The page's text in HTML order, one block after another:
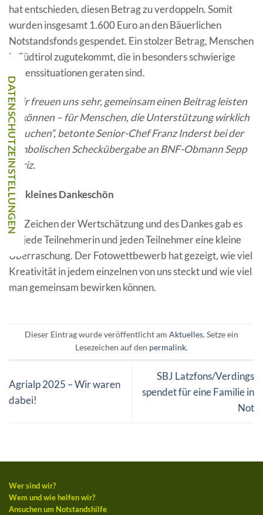
hat entschieden, diesen Betrag zu verdoppeln. Somit
wurden insgesamt 1.600 Euro an den Bäuerlichen
Notstandsfonds gespendet. Ein stolzer Betrag, Menschen
in Südtirol zugutekommt, die in besonders schwierige
Lebenssituationen geraten sind.
„Wir freuen uns sehr, gemeinsam einen Beitrag leisten
zu können – für Menschen, die Unterstützung wirklich
brauchen“, betonte Senior-Chef Franz Inderst bei der
symbolischen Scheckübergabe an BNF-Obmann Sepp
Dariz.
Ein kleines Dankeschön
Als Zeichen der Wertschätzung und des Dankes gab es
für jede Teilnehmerin und jeden Teilnehmer eine kleine
Überraschung. Der Fotowettbewerb hat gezeigt, wie viel
Kreativität in jedem einzelnen von uns steckt und wie viel
man gemeinsam bewirken können.
Dieser Eintrag wurde veröffentlicht am Aktuelles. Setze ein
Lesezeichen auf den permalink.
Agrialp 2025 – Wir waren
dabei!
SBJ Latzfons/Verdings
spendet für eine Familie in
Not
Wer sind wir?
Wem und wie helfen wir?
Ansuchen um Notstandshilfe